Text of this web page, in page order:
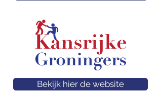
Bekijk hier de website